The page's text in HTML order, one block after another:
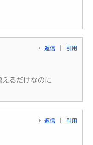
返信 引用
るだけなのに
返信 引用